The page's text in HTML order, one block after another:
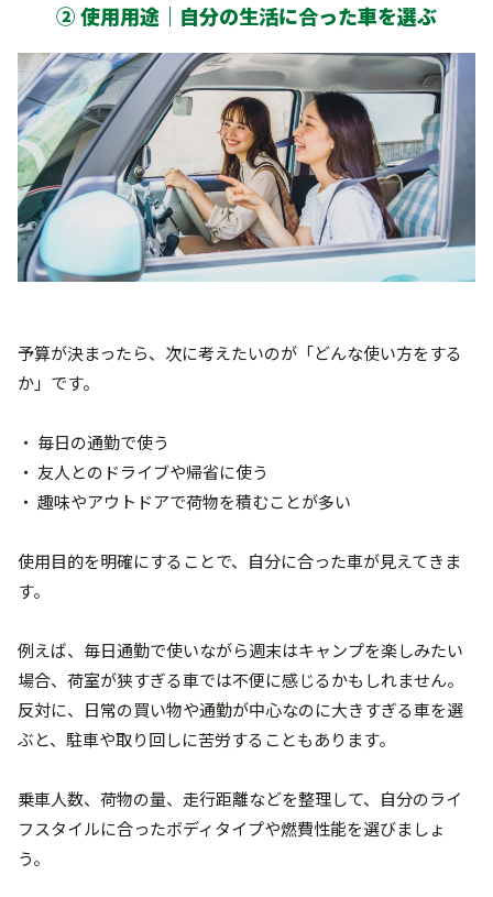
② 使用用途｜自分の生活に合った車を選ぶ
予算が決まったら、次に考えたいのが「どんな使い方をする
か」です。
・ 毎日の通勤で使う
・ 友人とのドライブや帰省に使う
・ 趣味やアウトドアで荷物を積むことが多い
使用目的を明確にすることで、自分に合った車が見えてきま
す。
例えば、毎日通勤で使いながら週末はキャンプを楽しみたい
場合、荷室が狭すぎる車では不便に感じるかもしれません。
反対に、日常の買い物や通勤が中心なのに大きすぎる車を選
ぶと、駐車や取り回しに苦労することもあります。
乗車人数、荷物の量、走行距離などを整理して、自分のライ
フスタイルに合ったボディタイプや燃費性能を選びましょ
う。